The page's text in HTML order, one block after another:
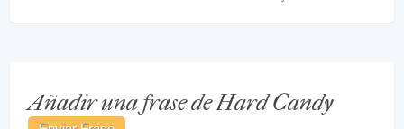
Añadir una frase de Hard Candy